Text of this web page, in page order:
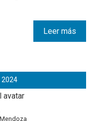
Leer más
2024